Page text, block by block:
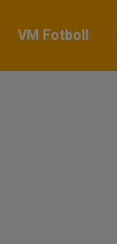
VM Fotboll